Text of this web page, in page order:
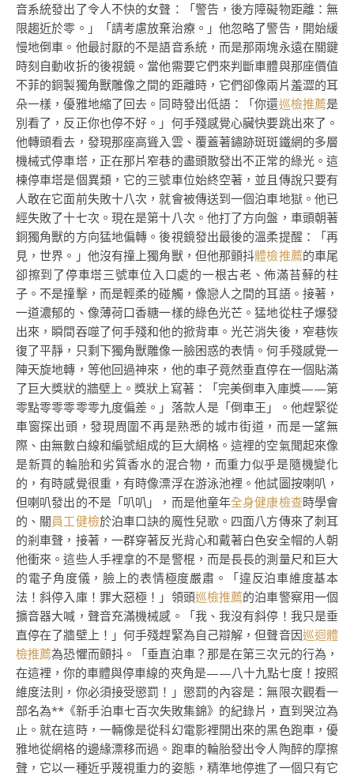
音系統發出了令人不快的女聲：「警告，後方障礙物距離：無
限趨近於零。」「請考慮放棄治療。」他忽略了警告，開始緩
慢地倒車。他最討厭的不是語音系統，而是那兩塊永遠在關鍵
時刻自動收折的後視鏡。當他需要它們來判斷車體與那座價值
不菲的銅製獨角獸雕像之間的距離時，它們卻像兩片羞澀的耳
朵一樣，優雅地縮了回去。同時發出低語：「你還巡檢推薦是
別看了，反正你也停不好。」何手殘感覺心臟快要跳出來了。
他轉頭看去，發現那座高聳入雲、覆蓋著鏽跡斑斑鐵網的多層
機械式停車塔，正在那片窄巷的盡頭散發出不正常的綠光。這
棟停車塔是個異類，它的三號車位始終空著，並且傳說只要有
人敢在它面前失敗十八次，就會被傳送到一個泊車地獄。他已
經失敗了十七次。現在是第十八次。他打了方向盤，車頭朝著
銅獨角獸的方向猛地偏轉。後視鏡發出最後的溫柔提醒：「再
見，世界。」他沒有撞上獨角獸，但他那顫抖體檢推薦的車尾
卻擦到了停車塔三號車位入口處的一根古老、佈滿苔蘚的柱
子。不是撞擊，而是輕柔的碰觸，像戀人之間的耳語。接著，
一道濃郁的、像薄荷口香糖一樣的綠色光芒。猛地從柱子爆發
出來，瞬間吞噬了何手殘和他的掀背車。光芒消失後，窄巷恢
復了平靜，只剩下獨角獸雕像一臉困惑的表情。何手殘感覺一
陣天旋地轉，等他回過神來，他的車子竟然垂直停在一個貼滿
了巨大獎狀的牆壁上。獎狀上寫著：「完美倒車入庫獎——第
零點零零零零零九度偏差。」落款人是「倒車王」。他趕緊從
車窗探出頭，發現周圍不再是熟悉的城市街道，而是一望無
際、由無數白線和編號組成的巨大網格。這裡的空氣聞起來像
是新買的輪胎和劣質香水的混合物，而重力似乎是隨機變化
的，有時感覺很重，有時像漂浮在游泳池裡。他試圖按喇叭，
但喇叭發出的不是「叭叭」，而是他童年全身健康檢查時學會
的、關員工健檢於泊車口訣的魔性兒歌。四面八方傳來了刺耳
的剎車聲，接著，一群穿著反光背心和戴著白色安全帽的人朝
他衝來。這些人手裡拿的不是警棍，而是長長的測量尺和巨大
的電子角度儀，臉上的表情極度嚴肅。「違反泊車維度基本
法！斜停入庫！罪大惡極！」領頭巡檢推薦的泊車警察用一個
擴音器大喊，聲音充滿機械感。「我、我沒有斜停！我只是垂
直停在了牆壁上！」何手殘趕緊為自己辯解，但聲音因巡迴體
檢推薦為恐懼而顫抖。「垂直泊車？那是在第三次元的行為，
在這裡，你的車體與停車線的夾角是——八十九點七度！按照
維度法則，你必須接受懲罰！」懲罰的內容是：無限次觀看一
部名為**《新手泊車七百次失敗集錦》的紀錄片，直到哭泣為
止。就在這時，一輛像是從科幻電影裡開出來的黑色跑車，優
雅地從網格的邊緣漂移而過。跑車的輪胎發出令人陶醉的摩擦
聲，它以一種近乎蔑視重力的姿態，精準地停進了一個只有它